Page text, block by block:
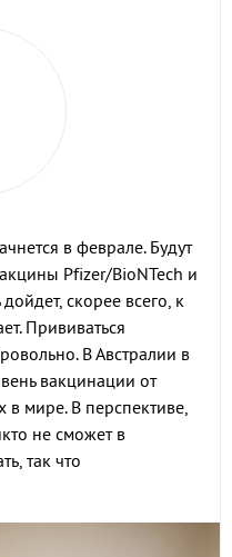
в феврале. Будут
Pfizer/BioNTech и
скорее всего, к
Прививаться
В Австралии в
вакцинации от
в мире. В перспективе,
не сможет в
так что